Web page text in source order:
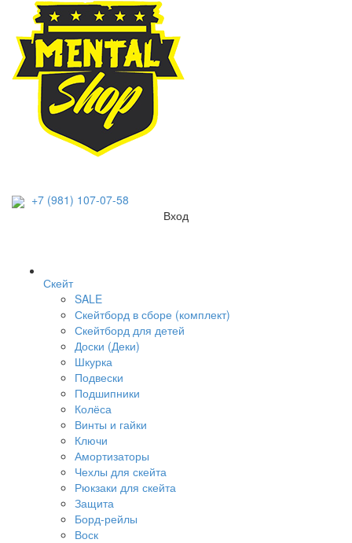
+7 (981) 107-07-58
Вход
Скейт
SALE
Скейтборд в сборе (комплект)
Скейтборд для детей
Доски (Деки)
Шкурка
Подвески
Подшипники
Колёса
Винты и гайки
Ключи
Амортизаторы
Чехлы для скейта
Рюкзаки для скейта
Защита
Борд-рейлы
Воск